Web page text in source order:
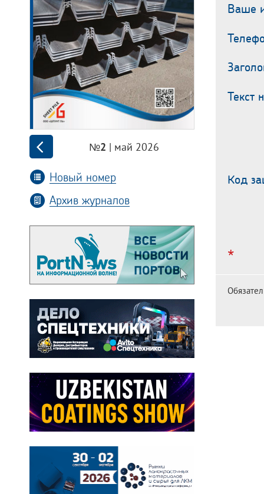
№2 | май 2026
Новый номер
Архив журналов
Ваше
Текст
Код
*